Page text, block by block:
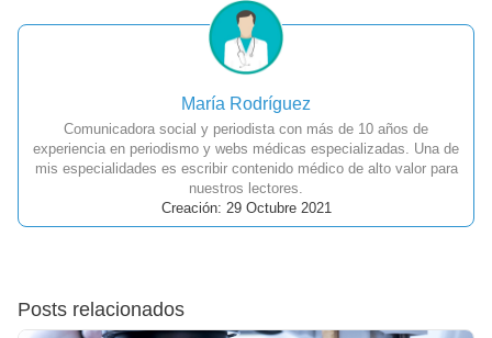
María Rodríguez
Comunicadora social y periodista con más de 10 años de
experiencia en periodismo y webs médicas especializadas. Una de
mis especialidades es escribir contenido médico de alto valor para
nuestros lectores.
Creación: 29 Octubre 2021
Posts relacionados